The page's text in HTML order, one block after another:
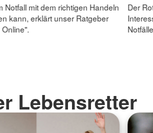
Notfall mit dem richtigen Handeln
kann, erklärt unser Ratgeber
Der
Lebensretter